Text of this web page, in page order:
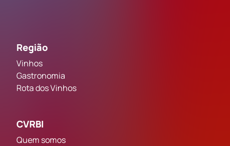
Região
Vinhos
Gastronomia
Rota dos Vinhos
CVRBI
Quem somos